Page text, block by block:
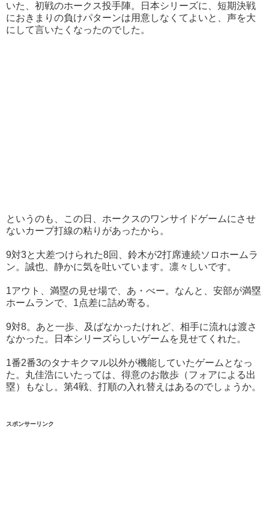
いた、初戦のホークス投手陣。日本シリーズに、短期決戦
におきまりの負けパターンは用意しなくてよいと、声を大
にして言いたくなったのでした。
というのも、この日、ホークスのワンサイドゲームにさせ
ないカープ打線の粘りがあったから。
9対3と大差つけられた8回、鈴木が2打席連続ソロホームラ
ン。誠也、静かに気を吐いています。凛々しいです。
1アウト、満塁の見せ場で、あ・べー。なんと、安部が満塁
ホームランで、1点差に詰め寄る。
9対8。あと一歩、及ばなかったけれど、相手に流れは渡さ
なかった。日本シリーズらしいゲームを見せてくれた。
1番2番3のタナキクマル以外が機能していたゲームとなっ
た。丸佳浩にいたっては、得意のお散歩（フォアによる出
塁）もなし。第4戦、打順の入れ替えはあるのでしょうか。
スポンサーリンク